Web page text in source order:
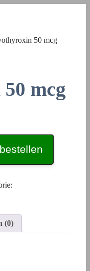
50 mcg
mcg
(0)